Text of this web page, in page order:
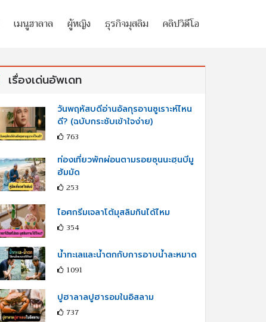
เมนูฮาลาล ผู้หญิง ธุรกิจมุสลิม คลิปวิดีโอ
เรื่องเด่นอัพเดท
วันพฤหัสบดีอ่านอัลกุรอานซูเราะห์ไหน
ดี? (ฉบับกระชับเข้าใจง่าย)
763
ท่องเที่ยวพักผ่อนตามรอยซุนนะฮฺนบีมู
ฮัมมัด
253
ไอศกรีมเจลาโต้มุสลิมกินได้ไหม
354
น้ำทะเลและน้ำตกกับการอาบน้ำละหมาด
1091
ปูฮาลาลปูฮารอมในอิสลาม
737